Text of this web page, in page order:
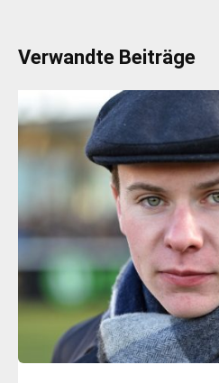
Verwandte Beiträge